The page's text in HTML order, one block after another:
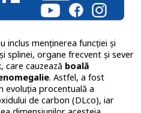
inclus menținerea funcției și
splinei, organe frecvent și sever
care cauzează boală
. Astfel, a fost
evoluția procentuală a
de carbon (DLco), iar